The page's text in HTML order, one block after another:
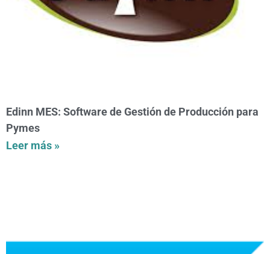
Edinn MES: Software de Gestión de Producción para
Pymes
Leer más »